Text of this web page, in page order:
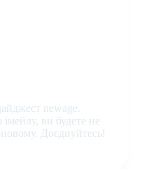
newage.
ви будете не
Доєднуйтесь!